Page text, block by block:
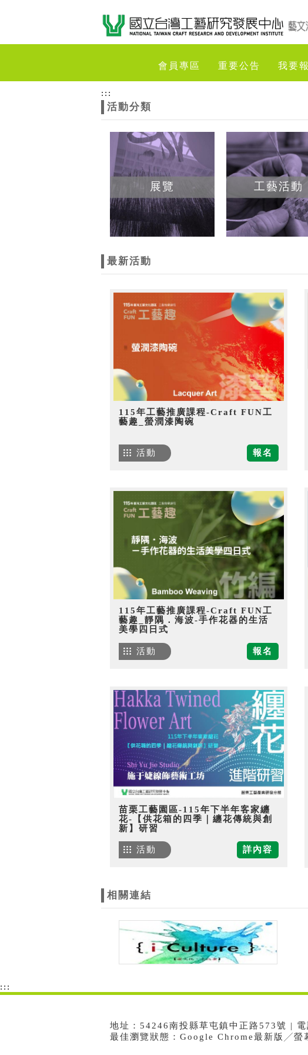
會員專區 重要公告 我要
:::
活動分類
展覽 工藝活動
最新活動
115年工藝推廣課程-Craft FUN工
藝趣_螢潤漆陶碗
報名
活動
115年工藝推廣課程-Craft FUN工
藝趣_靜隅．海波-手作花器的生活
美學四日式
報名
活動
苗栗工藝園區-115年下半年客家纏
花-【供花箱的四季｜纏花傳統與創
新】研習
詳內容
活動
相關連結
:::
地址：54246南投縣草屯鎮中正路573號 |
最佳瀏覽狀態：Google Chrome最新版╱螢